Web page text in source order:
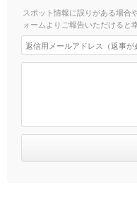
スポット情報に誤りがある場合
ォームよりご報告いただけると